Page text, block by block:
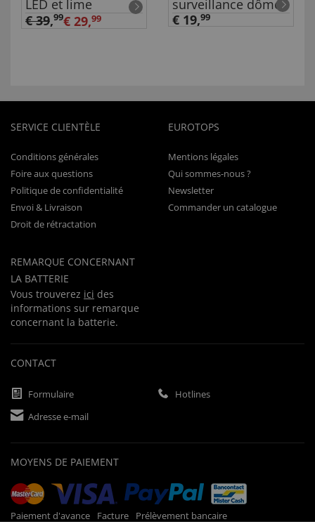
LED et lime
€ 39,99€ 29,99
surveillance dôme
€ 19,99
SERVICE CLIENTÈLE
Conditions générales
Foire aux questions
Politique de confidentialité
Envoi & Livraison
Droit de rétractation
REMARQUE CONCERNANT
LA BATTERIE
Vous trouverez ici des
informations sur remarque
concernant la batterie.
EUROTOPS
Mentions légales
Qui sommes-nous ?
Newsletter
Commander un catalogue
CONTACT
Formulaire
Hotlines
Adresse e-mail
MOYENS DE PAIEMENT
Paiement d'avance Facture Prélèvement bancaire